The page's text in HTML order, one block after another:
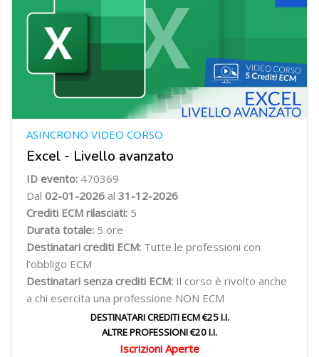
Excel - Livello avanzato
ASINCRONO VIDEO CORSO
ID evento: 470369
Dal 02-01-2026 al 31-12-2026
Crediti ECM rilasciati: 5
Durata totale: 5 ore
Destinatari crediti ECM: Tutte le professioni con
l'obbligo ECM
Destinatari senza crediti ECM: Il corso è rivolto anche
a chi esercita una professione NON ECM
DESTINATARI CREDITI ECM €25 I.I.
ALTRE PROFESSIONI €20 I.I.
Iscrizioni Aperte